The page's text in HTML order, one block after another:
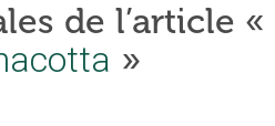
de l’article «
»